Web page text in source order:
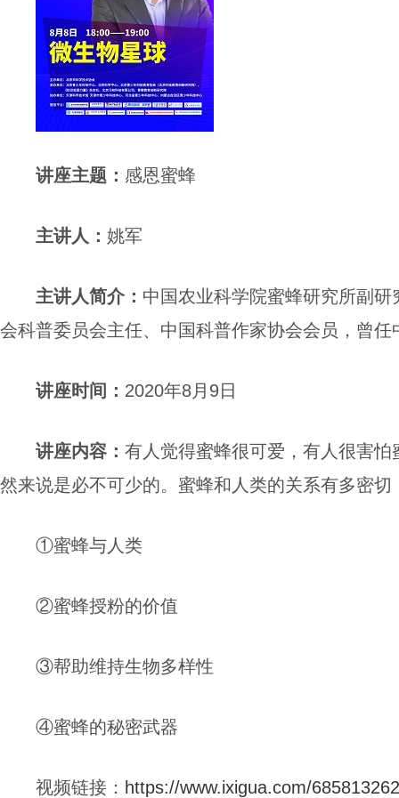
讲座主题： 感恩蜜蜂
主讲人 ： 姚军
主讲人简介： 中国农业科学院蜜蜂研究所副
会科普委员会主任、中国科普作家协会会员，曾
讲座时间： 2020年8月9日
讲座内容 ：有人觉得蜜蜂很可爱，有人很害
然来说是必不可少的。蜜蜂和人类的关系有多密
①蜜蜂与人类
②蜜蜂授粉的价值
③帮助维持生物多样性
④蜜蜂的秘密武器
视频链接： https://www.ixigua.com/